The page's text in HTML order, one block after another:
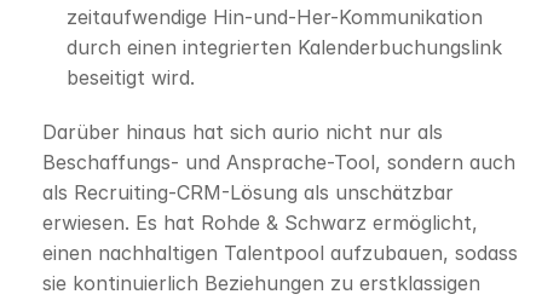
zeitaufwendige Hin-und-Her-Kommunikation
durch einen integrierten Kalenderbuchungslink
beseitigt wird.
Darüber hinaus hat sich aurio nicht nur als
Beschaffungs- und Ansprache-Tool, sondern auch
als Recruiting-CRM-Lösung als unschätzbar
erwiesen. Es hat Rohde & Schwarz ermöglicht,
einen nachhaltigen Talentpool aufzubauen, sodass
sie kontinuierlich Beziehungen zu erstklassigen